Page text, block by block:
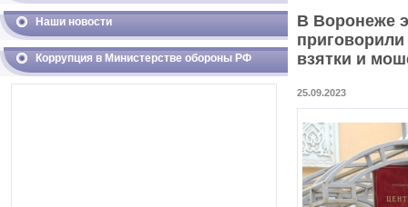
Наши новости
Коррупция в Министерстве обороны РФ
В Воронеже
приговорили
взятки и
25.09.2023